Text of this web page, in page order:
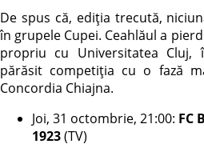
De spus că, ediția trecută,
în grupele Cupei. Ceahlăul a
propriu cu Universitatea
părăsit competiția cu o fază
Concordia Chiajna.
Joi, 31 octombrie, 21:00: FC
1923(TV)